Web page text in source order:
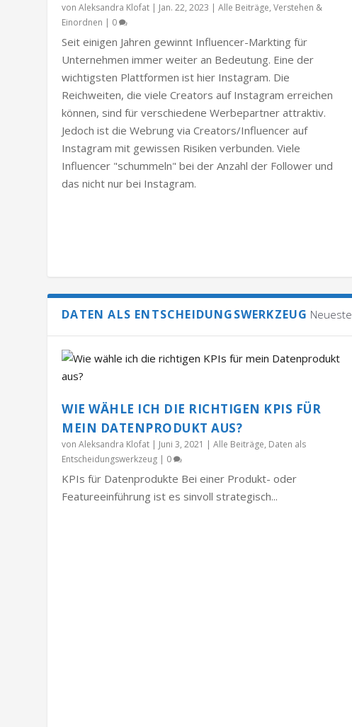
vonAleksandra Klofat | Jan. 22, 2023 |Alle Beiträge,Verstehen &
Einordnen | 0
Seit einigen Jahren gewinnt Influencer-Markting für
Unternehmen immer weiter an Bedeutung. Eine der
wichtigsten Plattformen ist hier Instagram. Die
Reichweiten, die viele Creators auf Instagram erreichen
können, sind für verschiedene Werbepartner attraktiv.
Jedoch ist die Webrung via Creators/Influencer auf
Instagram mit gewissen Risiken verbunden. Viele
Influencer "schummeln" bei der Anzahl der Follower und
das nicht nur bei Instagram.
DATEN ALS ENTSCHEIDUNGSWERKZEUG Neueste
WIE WÄHLE ICH DIE RICHTIGEN KPIS FÜR
MEIN DATENPRODUKT AUS?
vonAleksandra Klofat | Juni 3, 2021 |Alle Beiträge, Daten als
Entscheidungswerkzeug | 0
KPIs für Datenprodukte Bei einer Produkt- oder
Featureeinführung ist es sinvoll strategisch...